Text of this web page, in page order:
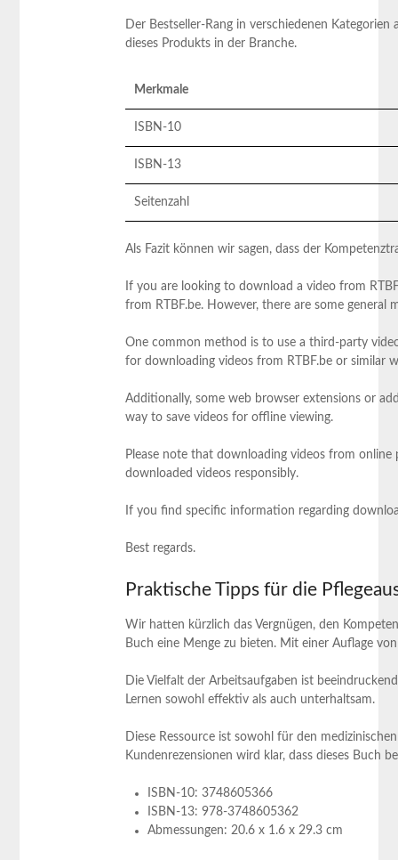
Der ‍Bestseller-Rang in verschiedenen
dieses Produkts in der⁤ Branche.
Merkmale
ISBN-10
ISBN-13
Seitenzahl
Als Fazit ​können wir sagen, dass der
If you are looking to download​ a video from
from RTBF.be. ‍However, ⁣there‌ are some
One⁤ common ⁣method is to use a third-party
for downloading videos from RTBF.be or⁣ similar
Additionally, some web browser extensions or
way to save ⁣videos for offline viewing.
Please‍ note that downloading videos from
downloaded videos responsibly.
If you ‌find specific information regarding
Best regards.
Praktische Tipps ​für die
Wir hatten kürzlich das Vergnügen, den
Buch eine Menge zu ⁣bieten. Mit einer Auflage
Die Vielfalt der Arbeitsaufgaben ist
Lernen sowohl ‍effektiv als auch‌ unterhaltsam.
Diese Ressource ist sowohl für den
Kundenrezensionen ‌wird klar, dass dieses Buch
ISBN-10: 3748605366
ISBN-13: 978-3748605362
Abmessungen:‌ 20.6 x 1.6 x 29.3 cm